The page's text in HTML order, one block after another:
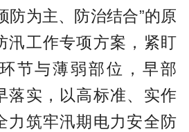
防为主、防治结合”的原
汛工作专项方案，紧盯
节与薄弱部位，早部
落实，以高标准、实作
力筑牢汛期电力安全防